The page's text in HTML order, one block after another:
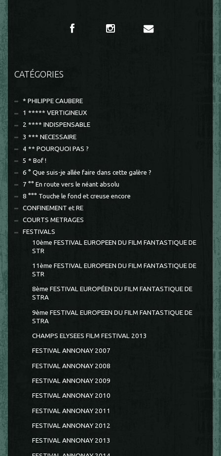
CATÉGORIES
* PHILIPPE CAUBERE
1 ***** VERTIGINEUX
2 **** INDISPENSABLE
3 *** NECESSAIRE
4 ** POURQUOI PAS ?
5 * Bof !
6 ° Que suis-je allée faire dans cette galère ?
7 °° En route vers le néant absolu
8 °°° Touche le fond et creuse encore
CONFINEMENT et RE
COURTS METRAGES
FESTIVALS
10ème FESTIVAL EUROPEEN DU FILM FANTASTIQUE DE
STR
11ème FESTIVAL EUROPEEN DU FILM FANTASTIQUE DE
STR
8ème FESTIVAL EUROPÉEN DU FILM FANTASTIQUE DE
STRA
9ème FESTIVAL EUROPEEN DU FILM FANTASTIQUE DE
STRA
CHAMPS ELYSEES FILM FESTIVAL 2013
FESTIVAL ANNONAY 2007
FESTIVAL ANNONAY 2008
FESTIVAL ANNONAY 2009
FESTIVAL ANNONAY 2010
FESTIVAL ANNONAY 2011
FESTIVAL ANNONAY 2012
FESTIVAL ANNONAY 2013